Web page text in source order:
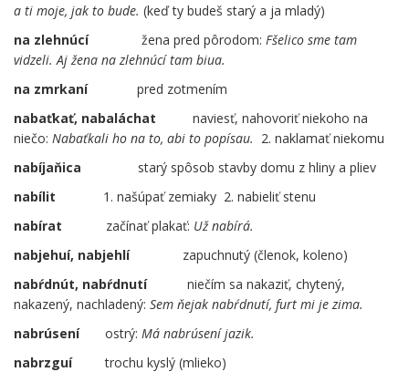
a ti moje, jak to bude. (keď ty budeš starý a ja mladý)
na zlehnúcí
žena pred pôrodom: Fšelico sme tam
vidzeli. Aj žena na zlehnúcí tam biua.
na zmrkaní
pred zotmením
nabaťkať, nabaláchat naviesť, nahovoriť niekoho na
niečo: Nabaťkali ho na to, abi to popísau. 2. naklamať niekomu
nabíjaňica
starý spôsob stavby domu z hliny a pliev
nabílit 1. našúpať zemiaky 2. nabieliť stenu
nabírat začínať plakať: Už nabírá.
nabjehuí, nabjehlí
zapuchnutý (členok, koleno)
nabŕdnút, nabŕdnutí niečím sa nakaziť, chytený,
nakazený, nachladený: Sem ňejak nabŕdnutí, furt mi je zima.
nabrúsení ostrý: Má nabrúsení jazik.
nabrzguítrochu kyslý (mlieko)